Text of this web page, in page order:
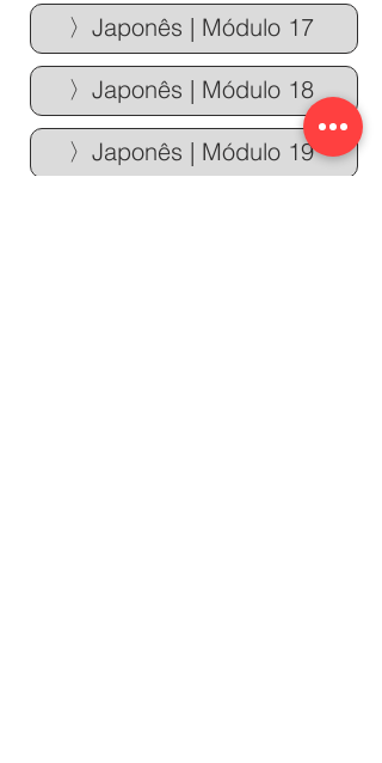
〉Japonês | Módulo 17
〉Japonês | Módulo 18
〉Japonês | Módulo 19